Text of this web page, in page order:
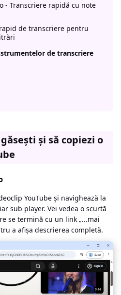
- Transcriere rapidă cu note
de transcriere pentru
de transcriere
și să copiezi o
YouTube și navighează la
sub player. Vei vedea o scurtă
se termină cu un link „...mai
a afișa descrierea completă.